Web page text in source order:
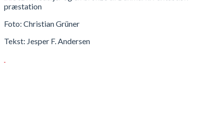
Foto: Christian Grüner
Tekst: Jesper F. Andersen